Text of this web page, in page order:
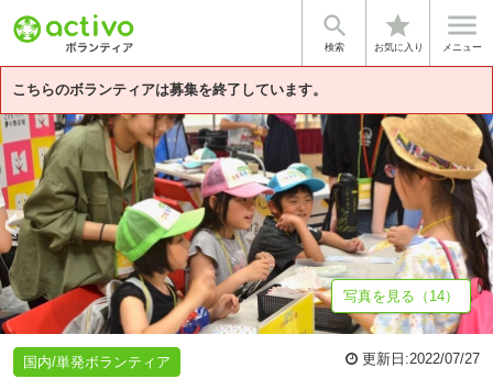

検索
star
お気に入り

メニュー
こちらのボランティアは募集を終了しています。
基本情報 募集詳細 団体情報
写真を見る（14）
国内/単発ボランティア 更新日:2022/07/27